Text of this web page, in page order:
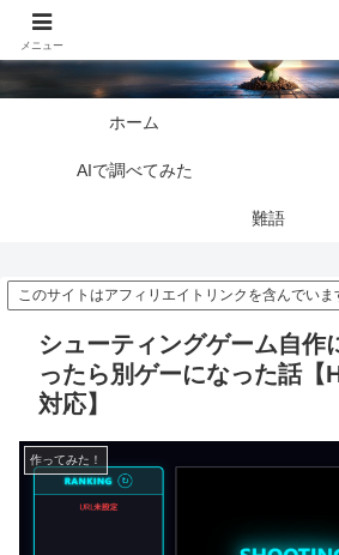
ホーム
AIで調べてみた
難語
このサイトはアフィリエイトリンクを含んでいま
シューティングゲーム自作
ったら別ゲーになった話【
対応】
作ってみた！
メニュー